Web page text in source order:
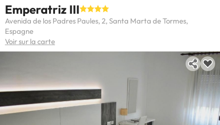
Emperatriz III
Avenida de los Padres Paules, 2, Santa Marta de Tormes,
Espagne
Voir sur la carte